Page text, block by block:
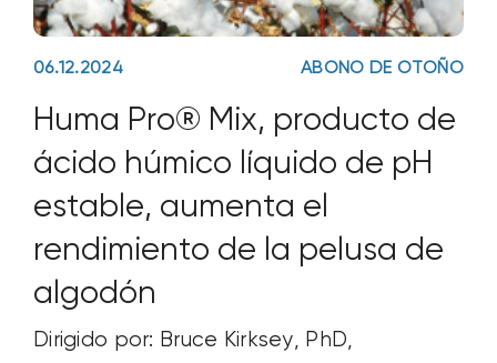
06.12.2024 ABONO DE OTOÑO
Huma Pro® Mix, producto de
ácido húmico líquido de pH
estable, aumenta el
rendimiento de la pelusa de
algodón
Dirigido por: Bruce Kirksey, PhD,